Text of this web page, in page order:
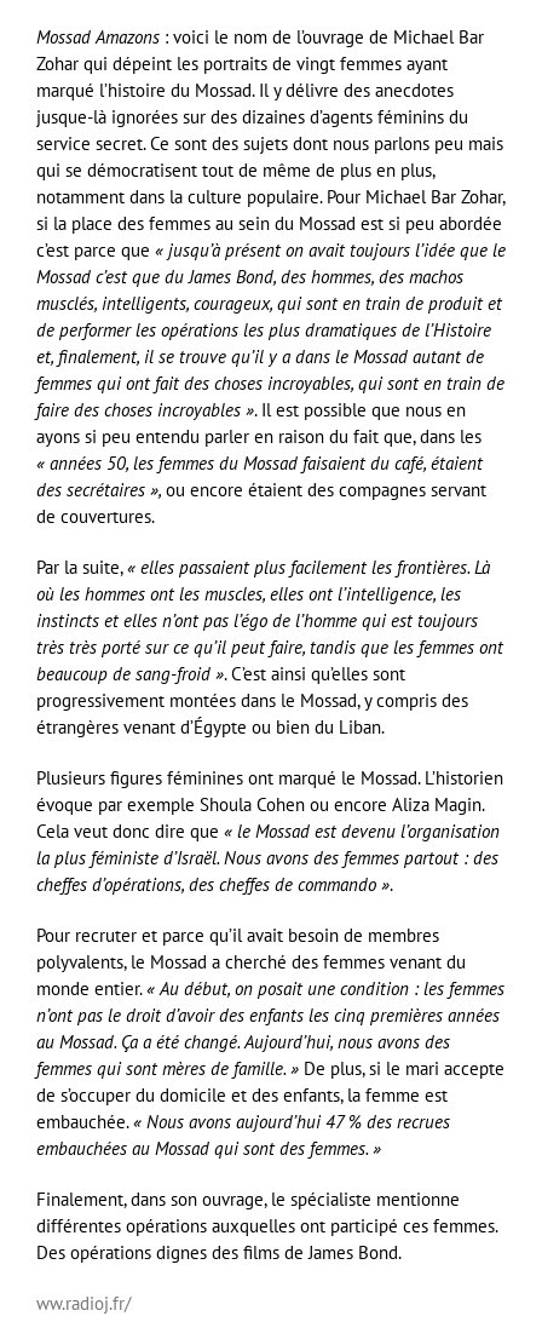
Mossad Amazons : voici le nom de l’ouvrage de Michael Bar
Zohar qui dépeint les portraits de vingt femmes ayant
marqué l’histoire du Mossad. Il y délivre des anecdotes
jusque-là ignorées sur des dizaines d’agents féminins du
service secret. Ce sont des sujets dont nous parlons peu mais
qui se démocratisent tout de même de plus en plus,
notamment dans la culture populaire. Pour Michael Bar Zohar,
si la place des femmes au sein du Mossad est si peu abordée
c’est parce que « jusqu’à présent on avait toujours l’idée que le
Mossad c’est que du James Bond, des hommes, des machos
musclés, intelligents, courageux, qui sont en train de produit et
de performer les opérations les plus dramatiques de l’Histoire
et, finalement, il se trouve qu’il y a dans le Mossad autant de
femmes qui ont fait des choses incroyables, qui sont en train de
faire des choses incroyables ». Il est possible que nous en
ayons si peu entendu parler en raison du fait que, dans les
« années 50, les femmes du Mossad faisaient du café, étaient
des secrétaires », ou encore étaient des compagnes servant
de couvertures.
Par la suite,« elles passaient plus facilement les frontières. Là
où les hommes ont les muscles, elles ont l’intelligence, les
instincts et elles n’ont pas l’égo de l’homme qui est toujours
très très porté sur ce qu’il peut faire, tandis que les femmes ont
beaucoup de sang-froid ». C’est ainsi qu’elles sont
progressivement montées dans le Mossad, y compris des
étrangères venant d’Égypte ou bien du Liban.
Plusieurs figures féminines ont marqué le Mossad. L’historien
évoque par exemple Shoula Cohen ou encore Aliza Magin.
Cela veut donc dire que « le Mossad est devenu l’organisation
la plus féministe d’Israël. Nous avons des femmes partout : des
cheffes d’opérations, des cheffes de commando ».
Pour recruter et parce qu’il avait besoin de membres
polyvalents, le Mossad a cherché des femmes venant du
monde entier.« Au début, on posait une condition : les femmes
n’ont pas le droit d’avoir des enfants les cinq premières années
au Mossad. Ça a été changé. Aujourd’hui, nous avons des
femmes qui sont mères de famille. » De plus, si le mari accepte
de s’occuper du domicile et des enfants, la femme est
embauchée.« Nous avons aujourd’hui 47 % des recrues
embauchées au Mossad qui sont des femmes. »
Finalement, dans son ouvrage, le spécialiste mentionne
différentes opérations auxquelles ont participé ces femmes.
Des opérations dignes des films de James Bond.
ww.radioj.fr/